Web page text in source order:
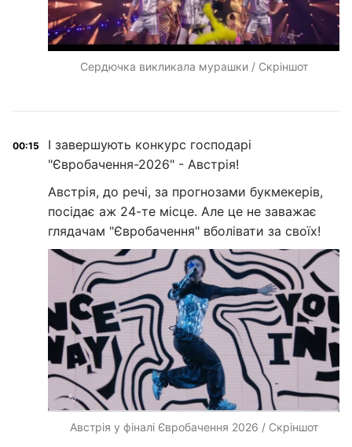
Сердючка викликала мурашки / Скріншот
00:15
І завершують конкурс господарі
"Євробачення-2026" - Австрія!
Австрія, до речі, за прогнозами букмекерів,
посідає аж 24-те місце. Але це не заважає
глядачам "Євробачення" вболівати за своїх!
Австрія у фіналі Євробачення 2026 / Скріншот